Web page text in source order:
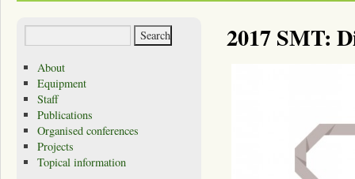
2017 SMT:
About
Equipment
Staff
Publications
Organised conferences
Projects
Topical information